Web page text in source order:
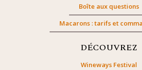
Boîte aux questions
Macarons : tarifs et
DÉCOUVREZ
Wineways Festival